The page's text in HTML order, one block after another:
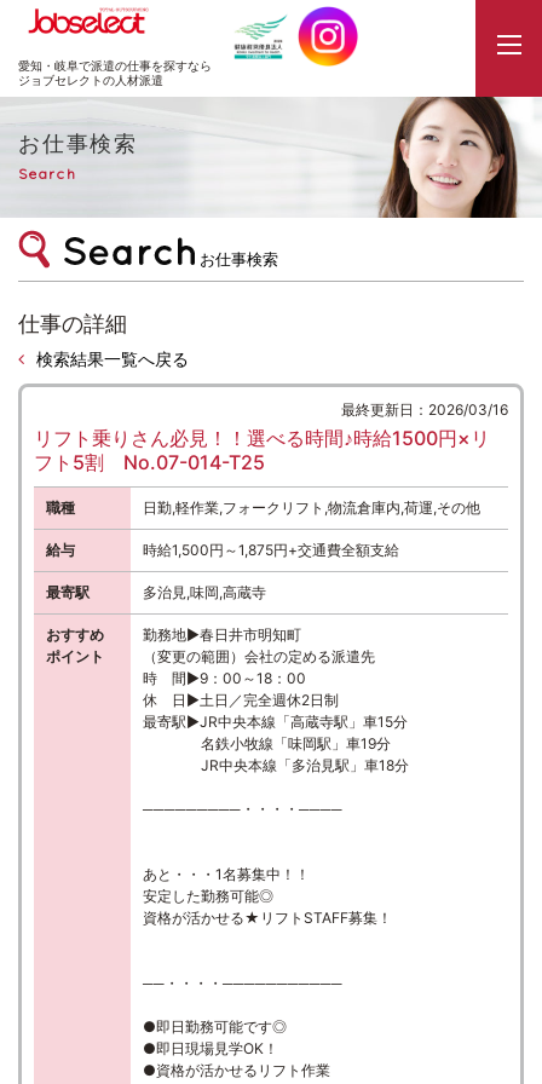
JobSelect
愛知・岐阜で派遣の仕事を探すなら
ジョブセレクトの人材派遣
お仕事検索
Search
お仕事検索
仕事の詳細
検索結果一覧へ戻る
最終更新日：2026/03/16
リフト乗りさん必見！！選べる時間♪時給1500円×リ
フト5割 No.07-014-T25
職種 日勤,軽作業,フォークリフト,物流倉庫内,荷運,その他
給与 時給1,500円～1,875円+交通費全額支給
最寄駅 多治見,味岡,高蔵寺
おすすめ
ポイント
勤務地▶春日井市明知町
（変更の範囲）会社の定める派遣先
時 間▶9：00～18：00
休 日▶土日／完全週休2日制
最寄駅▶JR中央本線「高蔵寺駅」車15分
名鉄小牧線「味岡駅」車19分
JR中央本線「多治見駅」車18分
─────────・・・・────
あと・・・1名募集中！！
安定した勤務可能◎
資格が活かせる★リフトSTAFF募集！
──・・・・───────────
●即日勤務可能です◎
●即日現場見学OK！
●資格が活かせるリフト作業